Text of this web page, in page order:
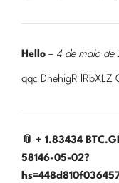
Hello – 4 de maio de
qqc DhehigR lRbXLZ
📎 + 1.83434
58146-05-02?